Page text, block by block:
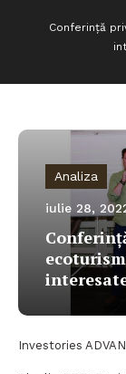
Conferință
Analiza
iulie 28,
Investories